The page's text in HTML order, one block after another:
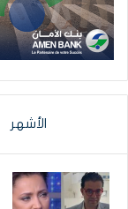
الأشهر